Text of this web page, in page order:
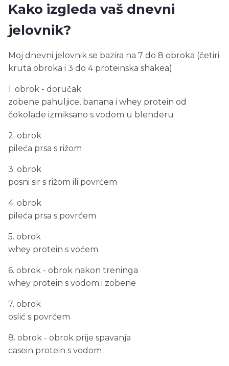
Kako izgleda vaš dnevni
jelovnik?
Moj dnevni jelovnik se bazira na 7 do 8 obroka (četiri
kruta obroka i 3 do 4 proteinska shakea)
1. obrok - doručak
zobene pahuljice, banana i whey protein od
čokolade izmiksano s vodom u blenderu
2. obrok
pileća prsa s rižom
3. obrok
posni sir s rižom ili povrćem
4. obrok
pileća prsa s povrćem
5. obrok
whey protein s voćem
6. obrok - obrok nakon treninga
whey protein s vodom i zobene
7. obrok
oslić s povrćem
8. obrok - obrok prije spavanja
casein protein s vodom